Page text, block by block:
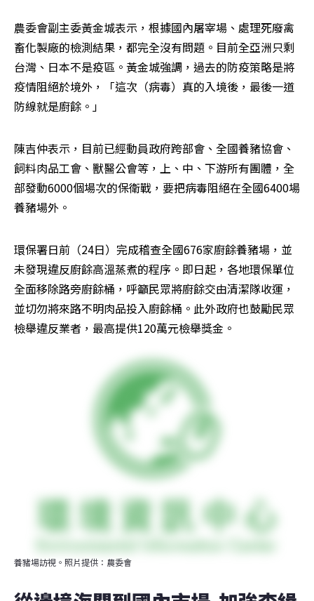
農委會副主委黃金城表示，根據國內屠宰場、處理死廢禽
畜化製廠的檢測結果，都完全沒有問題。目前全亞洲只剩
台灣、日本不是疫區。黃金城強調，過去的防疫策略是將
疫情阻絕於境外，「這次（病毒）真的入境後，最後一道
防線就是廚餘。」
陳吉仲表示，目前已經動員政府跨部會、全國養豬協會、
飼料肉品工會、獸醫公會等，上、中、下游所有團體，全
部發動6000個場次的保衛戰，要把病毒阻絕在全國6400場
養豬場外。
環保署日前（24日）完成稽查全國676家廚餘養豬場，並
未發現違反廚餘高溫蒸煮的程序。即日起，各地環保單位
全面移除路旁廚餘桶，呼籲民眾將廚餘交由清潔隊收運，
並切勿將來路不明肉品投入廚餘桶。此外政府也鼓勵民眾
檢舉違反業者，最高提供120萬元檢舉獎金。
養豬場訪視。照片提供：農委會